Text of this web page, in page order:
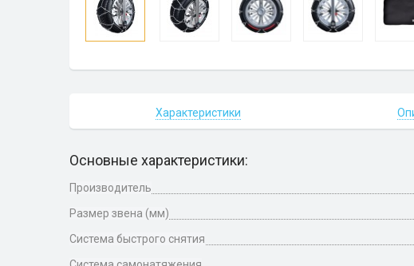
Характеристики
Основные характеристики:
Производитель
Размер звена (мм)
Система быстрого снятия